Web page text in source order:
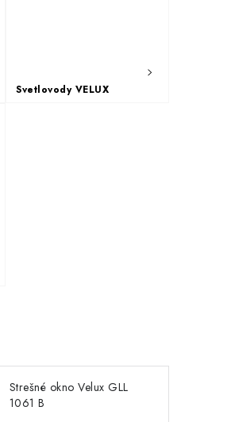
Svetlovody VELUX
Strešné okno Velux GLL
1061 B